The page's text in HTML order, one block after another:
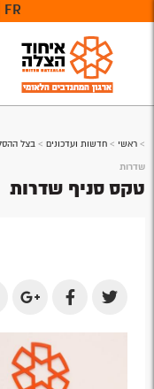
FR
> ראשי > חדשות ועדכונים > בצל
שדרות
טקס סניף שדרות
Share
on
Share
on
Facebook
on
Plus